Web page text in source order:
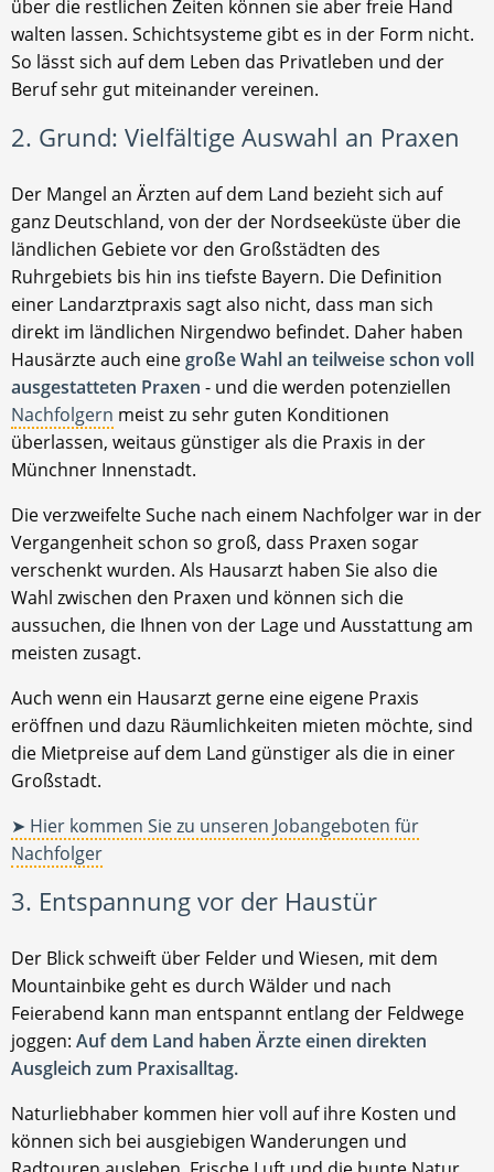
über die restlichen Zeiten können sie aber freie Hand
walten lassen. Schichtsysteme gibt es in der Form nicht.
So lässt sich auf dem Leben das Privatleben und der
Beruf sehr gut miteinander vereinen.
2. Grund: Vielfältige Auswahl an Praxen
Der Mangel an Ärzten auf dem Land bezieht sich auf
ganz Deutschland, von der der Nordseeküste über die
ländlichen Gebiete vor den Großstädten des
Ruhrgebiets bis hin ins tiefste Bayern. Die Definition
einer Landarztpraxis sagt also nicht, dass man sich
direkt im ländlichen Nirgendwo befindet. Daher haben
Hausärzte auch einegroße Wahl an teilweise schon voll
ausgestatteten Praxen - und die werden potenziellen
Nachfolgern meist zu sehr guten Konditionen
überlassen, weitaus günstiger als die Praxis in der
Münchner Innenstadt.
Die verzweifelte Suche nach einem Nachfolger war in der
Vergangenheit schon so groß, dass Praxen sogar
verschenkt wurden. Als Hausarzt haben Sie also die
Wahl zwischen den Praxen und können sich die
aussuchen, die Ihnen von der Lage und Ausstattung am
meisten zusagt.
Auch wenn ein Hausarzt gerne eine eigene Praxis
eröffnen und dazu Räumlichkeiten mieten möchte, sind
die Mietpreise auf dem Land günstiger als die in einer
Großstadt.
➤ Hier kommen Sie zu unseren Jobangeboten für
Nachfolger
3. Entspannung vor der Haustür
Der Blick schweift über Felder und Wiesen, mit dem
Mountainbike geht es durch Wälder und nach
Feierabend kann man entspannt entlang der Feldwege
joggen: Auf dem Land haben Ärzte einen direkten
Ausgleich zum Praxisalltag.
Naturliebhaber kommen hier voll auf ihre Kosten und
können sich bei ausgiebigen Wanderungen und